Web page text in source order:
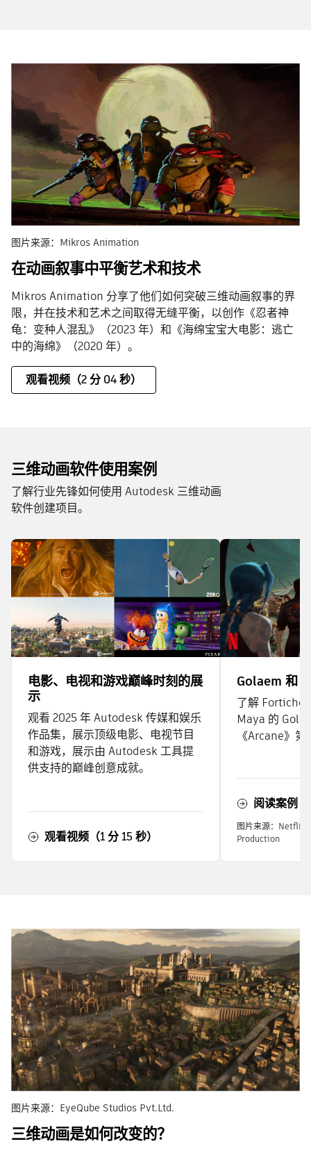
图片来源：Mikros Animation
在动画叙事中平衡艺术和技术
Mikros Animation 分享了他们如何突破三维动画叙事的界
限，并在技术和艺术之间取得无缝平衡，以创作《忍者神
龟：变种人混乱》（2023 年）和《海绵宝宝大电影：逃亡
中的海绵》（2020 年）。
观看视频（2 分 04 秒）
三维动画软件使用案例
了解行业先锋如何使用 Autodesk 三维动画
软件创建项目。
电影、电视和游戏巅峰时刻的展
示
观看 2025 年 Autodesk 传媒和娱乐
作品集，展示顶级电影、电视节目
和游戏，展示由 Autodesk 工具提
供支持的巅峰创意成就。
观看视频（1 分 15 秒）
Golaem 和
了解 Fortiche
Maya 的
《Arcane》
阅读案例
图片来源：Netflix
Production
图片来源：EyeQube Studios Pvt.Ltd.
三维动画是如何改变的？